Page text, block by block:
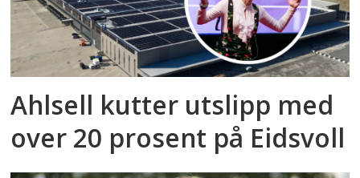
Ahlsell kutter utslipp med
over 20 prosent på Eidsvoll